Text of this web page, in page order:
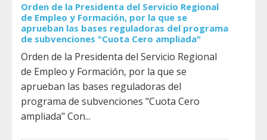
Orden de la Presidenta del Servicio Regional
de Empleo y Formación, por la que se
aprueban las bases reguladoras del programa
de subvenciones "Cuota Cero ampliada"
Orden de la Presidenta del Servicio Regional
de Empleo y Formación, por la que se
aprueban las bases reguladoras del
programa de subvenciones "Cuota Cero
ampliada" Con...